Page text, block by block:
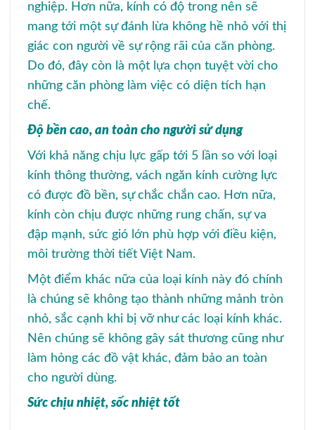
nghiệp. Hơn nữa, kính có độ trong nên sẽ
mang tới một sự đánh lừa không hề nhỏ với thị
giác con người về sự rộng rãi của căn phòng.
Do đó, đây còn là một lựa chọn tuyệt vời cho
những căn phòng làm việc có diện tích hạn
chế.
Độ bền cao, an toàn cho người sử dụng
Với khả năng chịu lực gấp tới 5 lần so với loại
kính thông thường, vách ngăn kính cường lực
có được đồ bền, sự chắc chắn cao. Hơn nữa,
kính còn chịu được những rung chấn, sự va
đập mạnh, sức gió lớn phù hợp với điều kiện,
môi trường thời tiết Việt Nam.
Một điểm khác nữa của loại kính này đó chính
là chúng sẽ không tạo thành những mảnh tròn
nhỏ, sắc cạnh khi bị vỡ như các loại kính khác.
Nên chúng sẽ không gây sát thương cũng như
làm hỏng các đồ vật khác, đảm bảo an toàn
cho người dùng.
Sức chịu nhiệt, sốc nhiệt tốt